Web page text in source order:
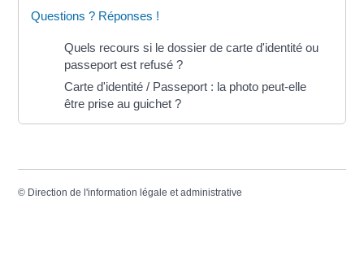
Questions ? Réponses !
Quels recours si le dossier de carte d'identité ou
passeport est refusé ?
Carte d'identité / Passeport : la photo peut-elle
être prise au guichet ?
© Direction de l'information légale et administrative